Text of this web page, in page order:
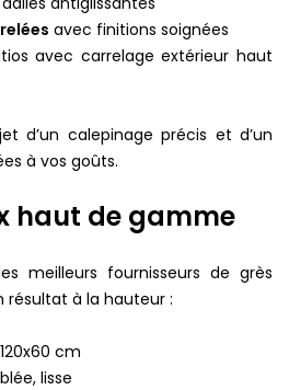
avec finitions soignées
avec carrelage extérieur haut
d’un calepinage précis et d’un
à vos goûts.
haut de gamme
meilleurs fournisseurs de grès
à la hauteur :
cm
lisse